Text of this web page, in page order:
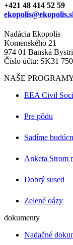
+421 48 414 52 59
Nadácia Ekopolis
Komenského 21
974 01 Banská
Číslo účtu: SK31
NAŠE
EEA Civil
Pre pôdu
Sadíme
Anketa Strom
Dobrý sused
Zelené oázy
dokumenty
Nadačné